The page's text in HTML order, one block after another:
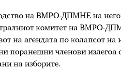
на ВМРО-ДПМНЕ на
комитет на ВМРО-
на агендата по колапсот на
поранешни членови излегоа
на изборите.